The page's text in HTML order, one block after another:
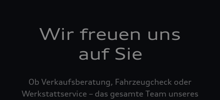
Wir freuen uns
auf Sie
Ob Verkaufsberatung, Fahrzeugcheck oder
Werkstattservice – das gesamte Team unseres